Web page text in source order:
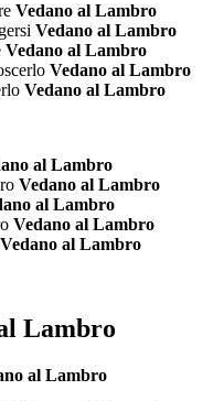
Vedano al Lambro
Vedano al Lambro
Vedano al Lambro
Vedano al Lambro
Vedano al Lambro
al Lambro
Vedano al Lambro
al Lambro
Vedano al Lambro
Vedano al Lambro
Lambro
al Lambro